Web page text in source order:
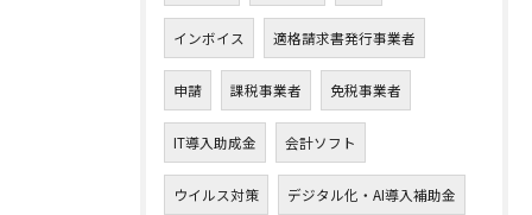
インボイス 適格請求書発行事業者
申請 課税事業者 免税事業者
IT導入助成金 会計ソフト
ウイルス対策 デジタル化・AI導入補助金